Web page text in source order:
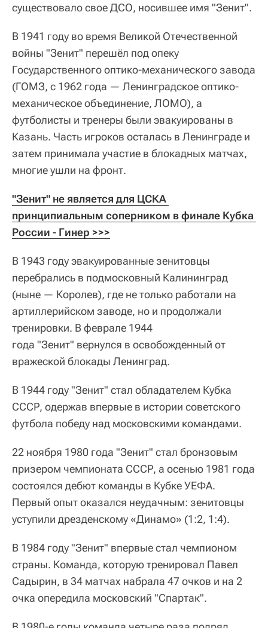
существовало свое ДСО, носившее имя "Зенит".
В 1941 году во время Великой Отечественной
войны "Зенит" перешёл под опеку
Государственного оптико-механического завода
(ГОМЗ, с 1962 года — Ленинградское оптико-
механическое объединение, ЛОМО), а
футболисты и тренеры были эвакуированы в
Казань. Часть игроков осталась в Ленинграде и
затем принимала участие в блокадных матчах,
многие ушли на фронт.
"Зенит" не является для ЦСКА
принципиальным соперником в финале Кубка
России - Гинер >>>
В 1943 году эвакуированные зенитовцы
перебрались в подмосковный Калининград
(ныне — Королев), где не только работали на
артиллерийском заводе, но и продолжали
тренировки. В феврале 1944
года "Зенит" вернулся в освобожденный от
вражеской блокады Ленинград.
В 1944 году "Зенит" стал обладателем Кубка
СССР, одержав впервые в истории советского
футбола победу над московскими командами.
22 ноября 1980 года "Зенит" стал бронзовым
призером чемпионата СССР, а осенью 1981 года
состоялся дебют команды в Кубке УЕФА.
Первый опыт оказался неудачным: зенитовцы
уступили дрезденскому «Динамо» (1:2, 1:4).
В 1984 году "Зенит" впервые стал чемпионом
страны. Команда, которую тренировал Павел
Садырин, в 34 матчах набрала 47 очков и на 2
очка опередила московский "Спартак".